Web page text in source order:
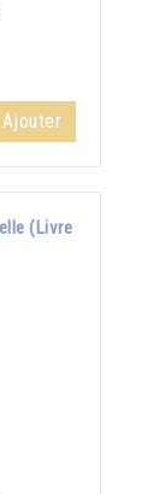
Ajouter
(Livre